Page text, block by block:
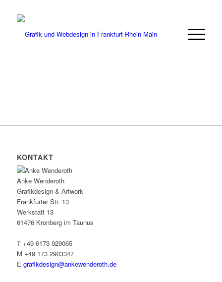
KONTAKT
Anke Wenderoth
Grafikdesign & Artwork
Frankfurter Str. 13
Werkstatt 13
61476 Kronberg im Taunus
T +49 6173 929065
M +49 173 2903347
E grafikdesign@ankewenderoth.de